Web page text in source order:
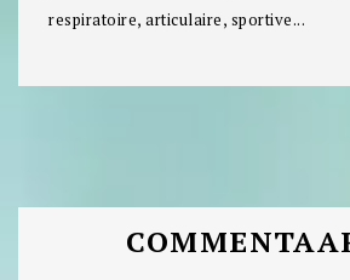
respiratoire, articulaire, sportive...